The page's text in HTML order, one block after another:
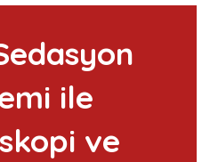
ile
ve